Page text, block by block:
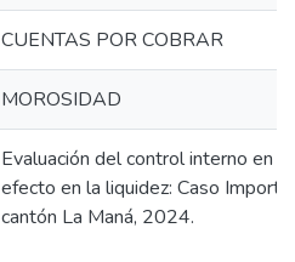
CUENTAS POR COBRAR
MOROSIDAD
Evaluación del control interno en
efecto en la liquidez: Caso
cantón La Maná, 2024.